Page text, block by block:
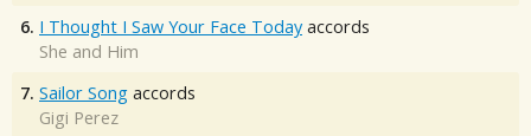
6. I Thought I Saw Your Face Today accords
She and Him
7. Sailor Song accords
Gigi Perez